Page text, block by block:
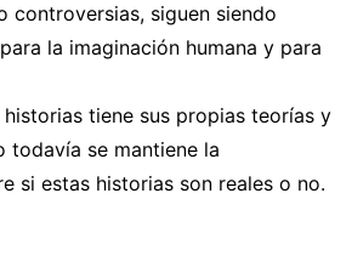
controversias, siguen siendo
la imaginación humana y para
historias tiene sus propias teorías y
todavía se mantiene la
si estas historias son reales o no.